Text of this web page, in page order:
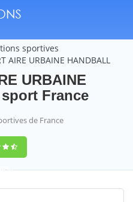
sportives
AIRE URBAINE HANDBALL
URBAINE
France
de France